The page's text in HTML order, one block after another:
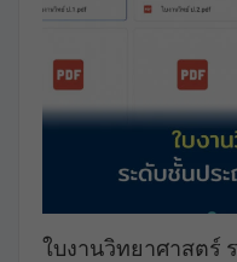
ใบงานวิทยาศาสตร์